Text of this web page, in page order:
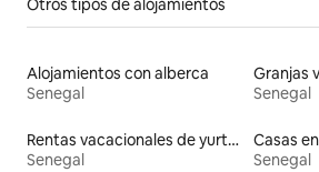
Otros tipos de alojamientos
Alojamientos con alberca
Senegal
Granjas
Senegal
Rentas vacacionales de yurtas con jacuzzi
Senegal
Casas
Senegal